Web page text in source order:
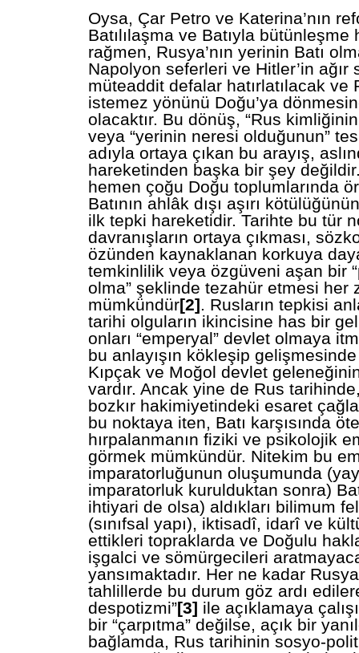
Oysa, Çar Petro ve Katerina’nın
Batılılaşma ve Batıyla bütünleşme
rağmen, Rusya’nın yerinin Batı
Napolyon seferleri ve Hitler’in ağır
müteaddit defalar hatırlatılacak ve
istemez yönünü Doğu’ya
olacaktır. Bu dönüş, “Rus kimliğinin
veya “yerinin neresi olduğunun”
adıyla ortaya çıkan bu arayış,
hareketinden başka bir şey
hemen çoğu Doğu toplumlarında
Batının ahlâk dışı aşırı
ilk tepki hareketidir. Tarihte bu tür
davranışların ortaya çıkması,
özünden kaynaklanan korkuya
temkinlilik veya özgüveni aşan bir
olma” şeklinde tezahür etmesi her
mümkündür[2]. Rusların tepkisi
tarihi olguların ikincisine has bir
onları “emperyal” devlet olmaya
bu anlayışın kökleşip
Kıpçak ve Moğol devlet
vardır. Ancak yine de Rus
bozkır hakimiyetindeki esaret
bu noktaya iten, Batı karşısında
hırpalanmanın fiziki ve psikolojik
görmek mümkündür. Nitekim bu
imparatorluğunun oluşumunda
imparatorluk kurulduktan sonra)
ihtiyari de olsa) aldıkları bilimum
(sınıfsal yapı), iktisadî, idarî ve
ettikleri topraklarda ve Doğulu
işgalci ve sömürgecileri
yansımaktadır. Her ne kadar
tahlillerde bu durum göz ardı
despotizmi”[3] ile açıklamaya
bir “çarpıtma” değilse, açık bir
bağlamda, Rus tarihinin sosyo-